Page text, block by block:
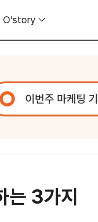
O'story
는 3가지